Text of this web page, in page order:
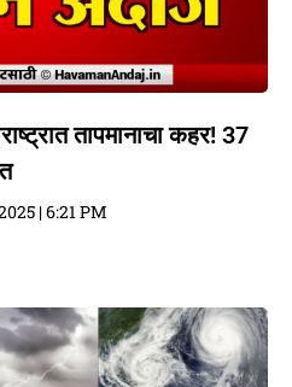
तापमानाचा कहर! 37
6:21 PM